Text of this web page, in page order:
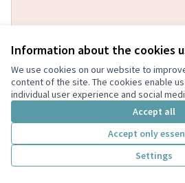
Information about the cookies
We use cookies on our website to
content of the site. The cookies enable
individual user experience and social
Accept all
Accept only
Settings
Istallazione di casette per
libero scambio, saranno
punti della città, compreso
Trottola 0 1